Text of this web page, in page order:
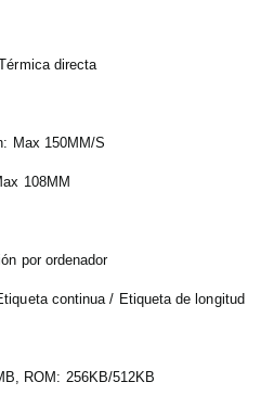
directa
Max 150MM/S
108MM
por ordenador
continua / Etiqueta de longitud
ROM: 256KB/512KB